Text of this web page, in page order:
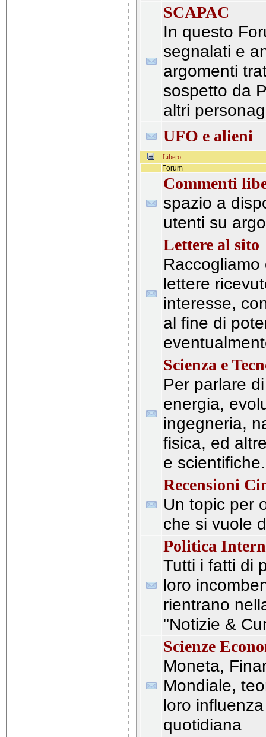
SCAPAC
In questo
segnalati e
argomenti
sospetto da
altri
UFO e alieni
Libero
Forum
Commenti
spazio a
utenti su
Lettere al sito
lettere
interesse,
al fine di
Scienza e
Per parlare
energia,
ingegneria,
fisica, ed
e scientifiche.
Recensioni
Un topic per
che si vuole
Politica
Tutti i fatti di
loro
rientrano
"Notizie &
Scienze
Moneta,
Mondiale,
loro
quotidiana